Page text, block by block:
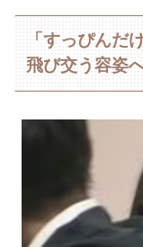
「すっぴん
飛び交う容姿